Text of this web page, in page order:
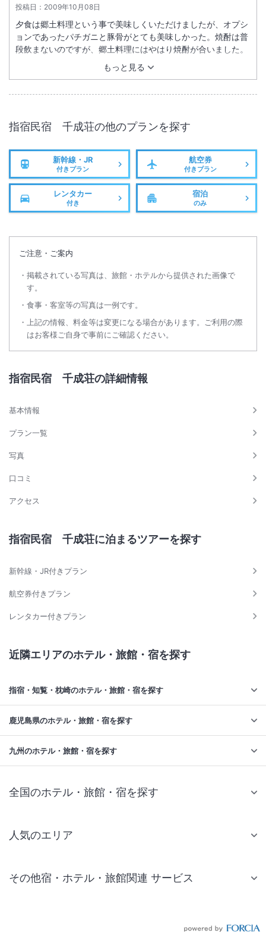
投稿日： 2009年10月08日
もっと見る
夕食は郷土料理という事で美味しくいただけましたが、オプシ
ョンであったパチガニと豚骨がとても美味しかった。焼酎は普
段飲まないのですが、郷土料理にはやはり焼酎が合いました。
指宿民宿 千成荘の他のプランを探す
新幹線・JR
付きプラン
航空券
付きプラン
レンタカー
付き
宿泊
のみ
ご注意・ご案内
掲載されている写真は、旅館・ホテルから提供された画像で
す。
食事・客室等の写真は一例です。
上記の情報、料金等は変更になる場合があります。ご利用の際
はお客様ご自身で事前にご確認ください。
指宿民宿 千成荘の詳細情報
基本情報
プラン一覧
写真
口コミ
アクセス
指宿民宿 千成荘に泊まるツアーを探す
新幹線・JR付きプラン
航空券付きプラン
レンタカー付きプラン
近隣エリアのホテル・旅館・宿を探す
指宿・知覧・枕崎のホテル・旅館・宿を探す
鹿児島県のホテル・旅館・宿を探す
九州のホテル・旅館・宿を探す
全国のホテル・旅館・宿を探す
人気のエリア
仙台 ホテル
その他宿・ホテル・旅館関連 サービス